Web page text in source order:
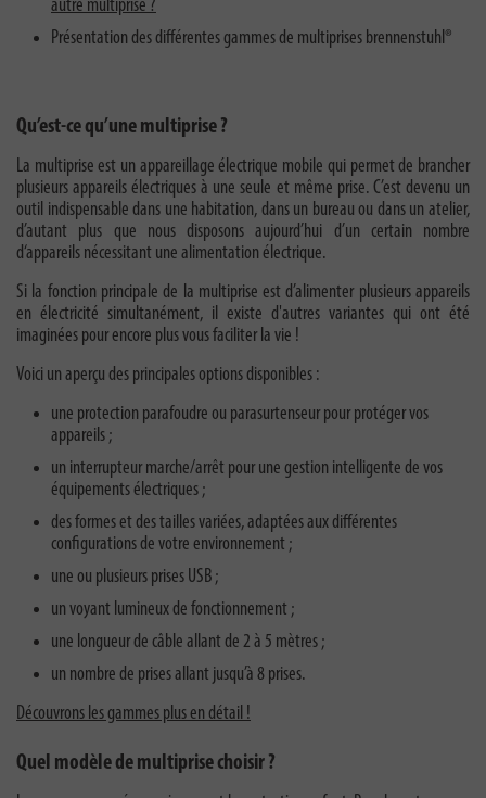
autre multiprise ?
Présentation des différentes gammes de multiprises brennenstuhl®
Qu’est-ce qu’une multiprise ?
La multiprise est un appareillage électrique mobile qui permet de brancher
plusieurs appareils électriques à une seule et même prise. C’est devenu un
outil indispensable dans une habitation, dans un bureau ou dans un atelier,
d’autant plus que nous disposons aujourd’hui d’un certain nombre
d‘appareils nécessitant une alimentation électrique.
Si la fonction principale de la multiprise est d’alimenter plusieurs appareils
en électricité simultanément, il existe d'autres variantes qui ont été
imaginées pour encore plus vous faciliter la vie !
Voici un aperçu des principales options disponibles :
une protection parafoudre ou parasurtenseur pour protéger vos
appareils ;
un interrupteur marche/arrêt pour une gestion intelligente de vos
équipements électriques ;
des formes et des tailles variées, adaptées aux différentes
configurations de votre environnement ;
une ou plusieurs prises USB ;
un voyant lumineux de fonctionnement ;
une longueur de câble allant de 2 à 5 mètres ;
un nombre de prises allant jusqu’à 8 prises.
Découvrons les gammes plus en détail !
Quel modèle de multiprise choisir ?